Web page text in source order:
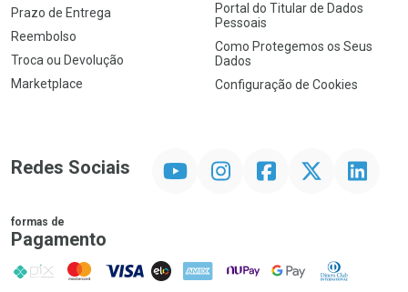
Prazo de Entrega
Reembolso
Troca ou Devolução
Marketplace
Portal do Titular de Dados
Pessoais
Como Protegemos os Seus
Dados
Configuração de Cookies
Redes Sociais InstagramFacebookTwitter Linkedin
formas de
Pagamento
PIX MasterCard
VISA ELO AMEX NuPay Google PayDiners Club